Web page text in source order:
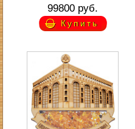
99800 руб.
Купить